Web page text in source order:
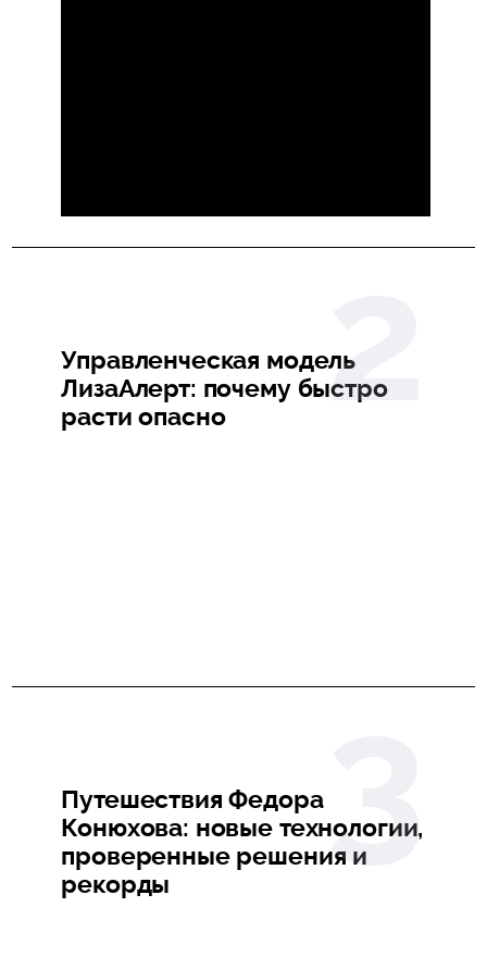
Управленческая модель
ЛизаАлерт: почему быстро
расти опасно
Путешествия Федора
Конюхова: новые технологии,
проверенные решения и
рекорды